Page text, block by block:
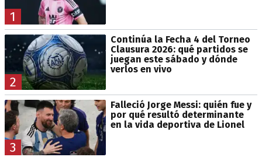
1
2
Continúa la Fecha 4 del Torneo
Clausura 2026: qué partidos se
juegan este sábado y dónde
verlos en vivo
3
Falleció Jorge Messi: quién fue y
por qué resultó determinante
en la vida deportiva de Lionel